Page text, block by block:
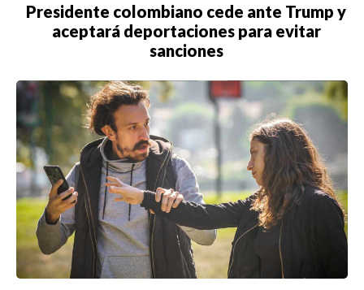
Presidente colombiano cede ante Trump y
aceptará deportaciones para evitar
sanciones